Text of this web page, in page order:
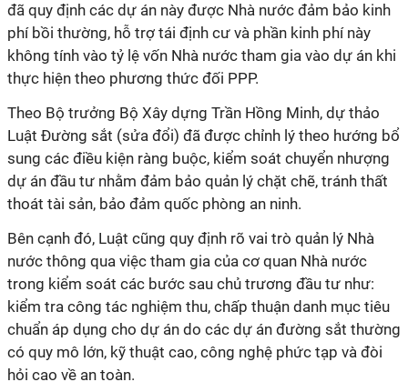
đã quy định các dự án này được Nhà nước đảm bảo kinh
phí bồi thường, hỗ trợ tái định cư và phần kinh phí này
không tính vào tỷ lệ vốn Nhà nước tham gia vào dự án khi
thực hiện theo phương thức đối PPP.
Theo Bộ trưởng Bộ Xây dựng Trần Hồng Minh, dự thảo
Luật Đường sắt (sửa đổi) đã được chỉnh lý theo hướng bổ
sung các điều kiện ràng buộc, kiểm soát chuyển nhượng
dự án đầu tư nhằm đảm bảo quản lý chặt chẽ, tránh thất
thoát tài sản, bảo đảm quốc phòng an ninh.
Bên cạnh đó, Luật cũng quy định rõ vai trò quản lý Nhà
nước thông qua việc tham gia của cơ quan Nhà nước
trong kiểm soát các bước sau chủ trương đầu tư như:
kiểm tra công tác nghiệm thu, chấp thuận danh mục tiêu
chuẩn áp dụng cho dự án do các dự án đường sắt thường
có quy mô lớn, kỹ thuật cao, công nghệ phức tạp và đòi
hỏi cao về an toàn.